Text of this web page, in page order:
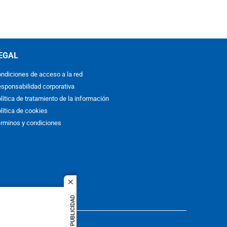
close
PUBLICIDAD
de acceso a la red
corporativa
de tratamiento de la información
de cookies
y condiciones